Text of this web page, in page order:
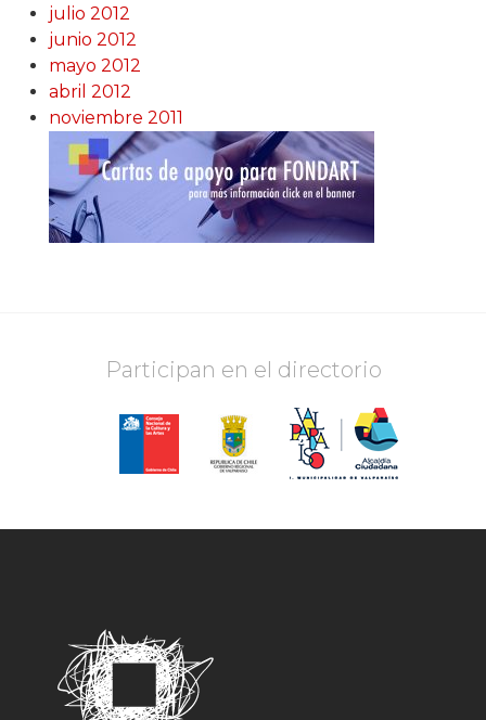
julio 2012
junio 2012
mayo 2012
abril 2012
noviembre 2011
Participan en el directorio